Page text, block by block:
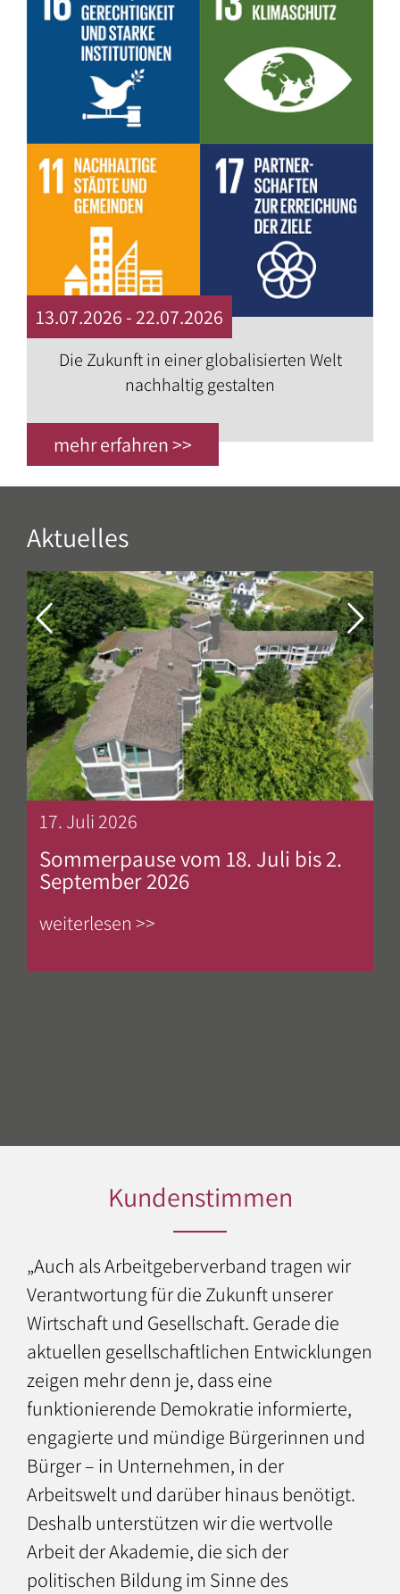
13.07.2026 - 22.07.2026
Die Zukunft in einer globalisierten Welt
nachhaltig gestalten
mehr erfahren >>
Aktuelles
17. Juli 2026
Sommerpause vom 18. Juli bis 2.
September 2026
weiterlesen >>
Kundenstimmen
„Auch als Arbeitgeberverband tragen wir
Verantwortung für die Zukunft unserer
Wirtschaft und Gesellschaft. Gerade die
aktuellen gesellschaftlichen Entwicklungen
zeigen mehr denn je, dass eine
funktionierende Demokratie informierte,
engagierte und mündige Bürgerinnen und
Bürger – in Unternehmen, in der
Arbeitswelt und darüber hinaus benötigt.
Deshalb unterstützen wir die wertvolle
Arbeit der Akademie, die sich der
politischen Bildung im Sinne des